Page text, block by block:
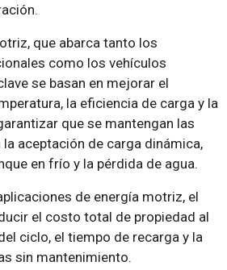
que abarca tanto los
como los vehículos
se basan en mejorar el
la eficiencia de carga y la
que se mantengan las
aceptación de carga dinámica,
en frío y la pérdida de agua.
de energía motriz, el
el costo total de propiedad al
ciclo, el tiempo de recarga y la
sin mantenimiento.